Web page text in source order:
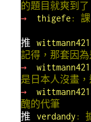
的題目就爽到了
→
thigefe : 課
推
記得，那套因為
→
是日本人沒畫，
→
醜的代筆
推
verdandy :